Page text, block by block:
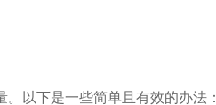
以下是一些简单且有效的办法：